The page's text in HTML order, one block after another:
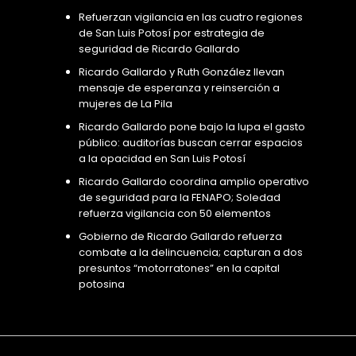
Refuerzan vigilancia en las cuatro regiones
de San Luis Potosí por estrategia de
seguridad de Ricardo Gallardo
Ricardo Gallardo y Ruth González llevan
mensaje de esperanza y reinserción a
mujeres de La Pila
Ricardo Gallardo pone bajo la lupa el gasto
público: auditorías buscan cerrar espacios
a la opacidad en San Luis Potosí
Ricardo Gallardo coordina amplio operativo
de seguridad para la FENAPO; Soledad
refuerza vigilancia con 50 elementos
Gobierno de Ricardo Gallardo refuerza
combate a la delincuencia; capturan a dos
presuntos “motorratones” en la capital
potosina